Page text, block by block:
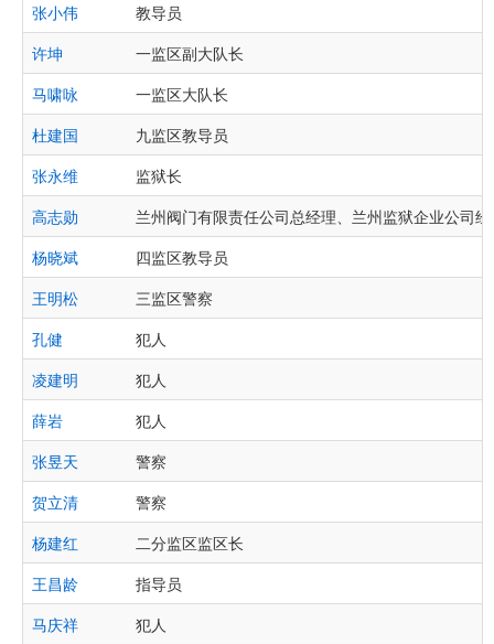
张小伟
教导员
许坤
一监区副大队长
马啸咏
一监区大队长
杜建国
九监区教导员
张永维
监狱长
高志勋
兰州阀门有限责任公司总经理、兰州监狱企业公司
杨晓斌
四监区教导员
王明松
三监区警察
孔健
犯人
凌建明
犯人
薛岩
犯人
张昱天
警察
贺立清
警察
杨建红
二分监区监区长
王昌龄
指导员
马庆祥
犯人